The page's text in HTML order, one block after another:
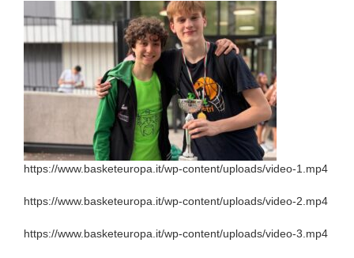
https://www.basketeuropa.it/wp-content/uploads/video-1.mp4
https://www.basketeuropa.it/wp-content/uploads/video-2.mp4
https://www.basketeuropa.it/wp-content/uploads/video-3.mp4